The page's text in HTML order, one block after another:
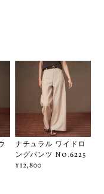
ナチュラル ワイドロ
ングパンツ No.6225
¥12,800